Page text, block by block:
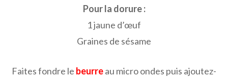
Pour la dorure :
1 jaune d’œuf
Graines de sésame
Faites fondre le beurreau micro ondes puis ajoutez-